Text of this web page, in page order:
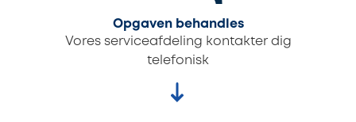
Opgaven behandles
Vores serviceafdeling kontakter dig
telefonisk